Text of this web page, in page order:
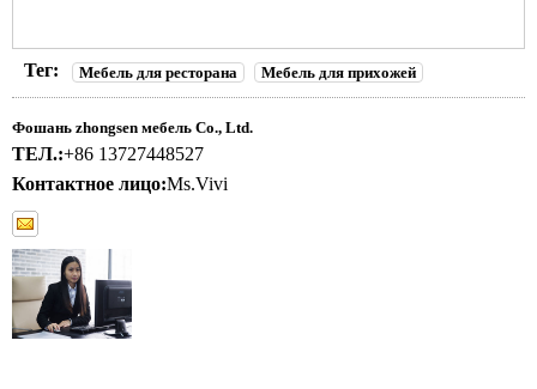
Тег: Мебель для ресторана Мебель для прихожей
Фошань zhongsen мебель Co., Ltd.
ТЕЛ.:+86 13727448527
Контактное лицо:Ms.Vivi